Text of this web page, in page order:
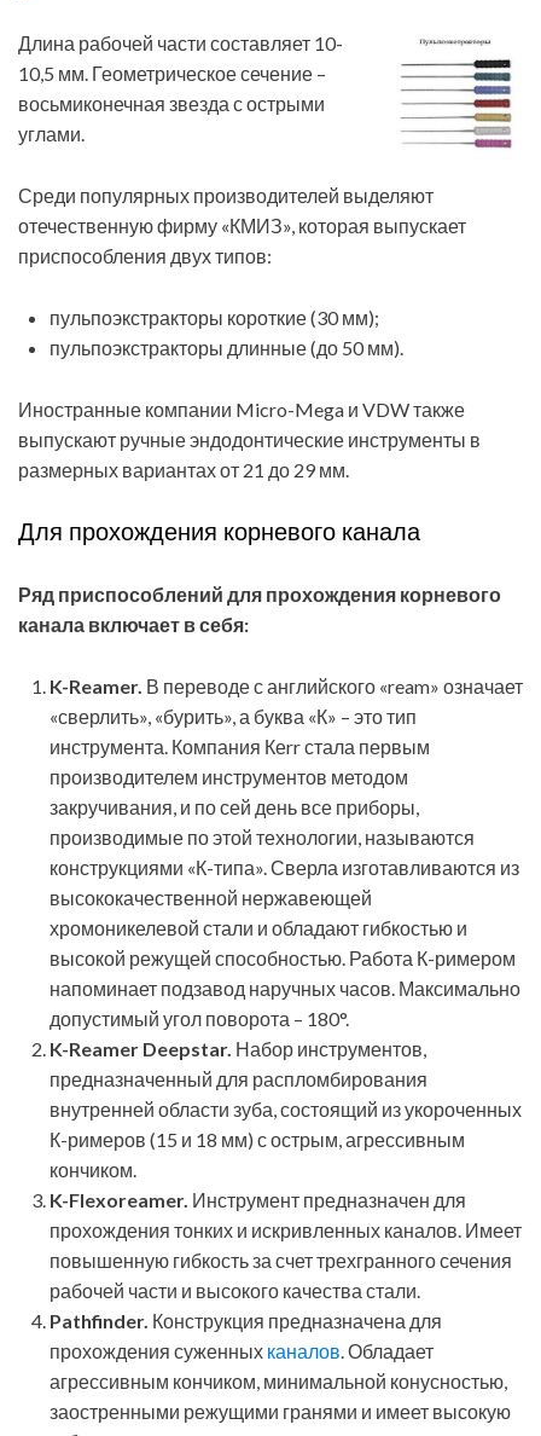
Длина рабочей части составляет 10-
10,5 мм. Геометрическое сечение –
восьмиконечная звезда с ост­рыми
углами.
Среди популярных производителей выделяют
отечественную фирму «КМИЗ», которая выпускает
приспособления двух типов:
пульпоэкстракторы короткие (30 мм);
пульпоэкстракторы длинные (до 50 мм).
Иностранные компании Micro-Mega и VDW также
выпускают ручные эндодонтические инструменты в
размерных вариантах от 21 до 29 мм.
Для прохождения корневого канала
Ряд приспособлений для прохождения корневого
канала включает в себя:
K-Reamer. В переводе с английского «ream» означает
«сверлить», «бурить», а буква «К» – это тип
инструмента. Компания Кеrr стала первым
производителем инструментов методом
закручивания, и по сей день все приборы,
производимые по этой технологии, называются
конструкциями «К-типа». Сверла изготавливаются из
высококачественной нержавеющей
хромоникелевой стали и обладают гибкостью и
высокой режущей способностью. Работа К-римером
напоминает подзавод наручных часов. Максимально
допустимый угол поворота – 180°.
K-Reamer Deepstar. Набор инструментов,
предназначенный для распломбирования
внутренней области зуба, состоящий из укороченных
К-римеров (15 и 18 мм) с острым, агрессивным
кончиком.
K-Flexoreamer. Инструмент предназначен для
прохождения тонких и искривленных каналов. Имеет
повышенную гибкость за счет трехгранного сечения
рабочей части и высокого качества стали.
Pathfinder. Конструкция предназначена для
прохождения суженных каналов. Обладает
агрессивным кончиком, минимальной конусностью,
заостренными режущими гранями и имеет высокую